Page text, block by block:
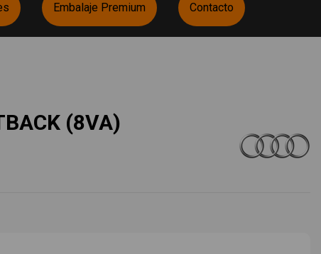
Embalaje Premium Contacto
(8VA)